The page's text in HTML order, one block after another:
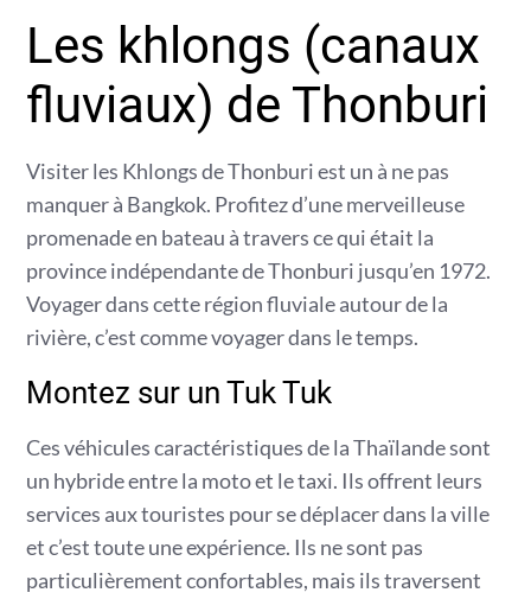
Les khlongs (canaux
fluviaux) de Thonburi
Visiter les Khlongs de Thonburi est un à ne pas
manquer à Bangkok. Profitez d’une merveilleuse
promenade en bateau à travers ce qui était la
province indépendante de Thonburi jusqu’en 1972.
Voyager dans cette région fluviale autour de la
rivière, c’est comme voyager dans le temps.
Montez sur un Tuk Tuk
Ces véhicules caractéristiques de la Thaïlande sont
un hybride entre la moto et le taxi. Ils offrent leurs
services aux touristes pour se déplacer dans la ville
et c’est toute une expérience. Ils ne sont pas
particulièrement confortables, mais ils traversent